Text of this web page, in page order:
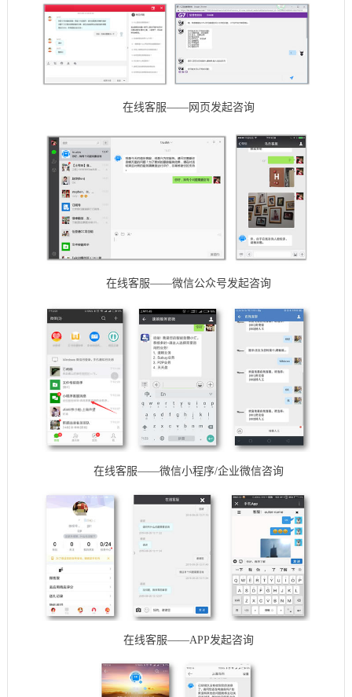
在线客服——网页发起咨询
在线客服——微信公众号发起咨询
在线客服——微信小程序/企业微信咨询
在线客服——APP发起咨询